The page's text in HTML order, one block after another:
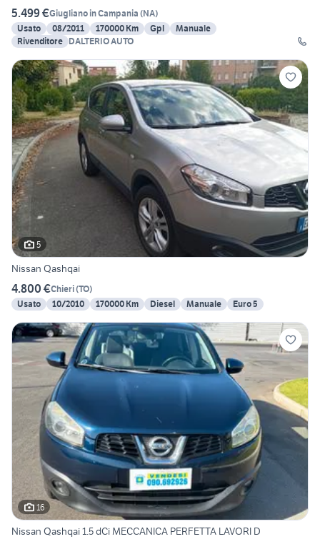
5.499 €Giugliano in Campania (NA)
Usato
08/2011 170000 Km Gpl
Manuale
Rivenditore DALTERIO AUTO
5
Nissan Qashqai
4.800 €Chieri(TO)
Usato
10/2010 170000 Km Diesel Manuale Euro 5
16
Nissan Qashqai 1.5 dCi MECCANICA PERFETTA LAVORI D